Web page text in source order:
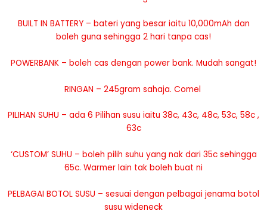
BUILT IN BATTERY – bateri yang besar iaitu 10,000mAh dan
boleh guna sehingga 2 hari tanpa cas!
POWERBANK – boleh cas dengan power bank. Mudah sangat!
RINGAN – 245gram sahaja. Comel
PILIHAN SUHU – ada 6 Pilihan susu iaitu 38c, 43c, 48c, 53c, 58c ,
63c
‘CUSTOM’ SUHU – boleh pilih suhu yang nak dari 35c sehingga
65c. Warmer lain tak boleh buat ni
PELBAGAI BOTOL SUSU – sesuai dengan pelbagai jenama botol
susu wideneck